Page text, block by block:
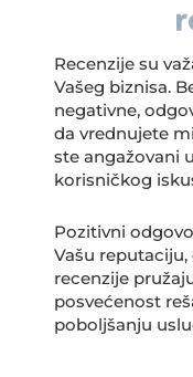
Recenzije su
Vašeg biznisa.
negativne,
da vrednujete
ste angažovani
korisničkog
Pozitivni
Vašu
recenzije
posvećenost
poboljšanju